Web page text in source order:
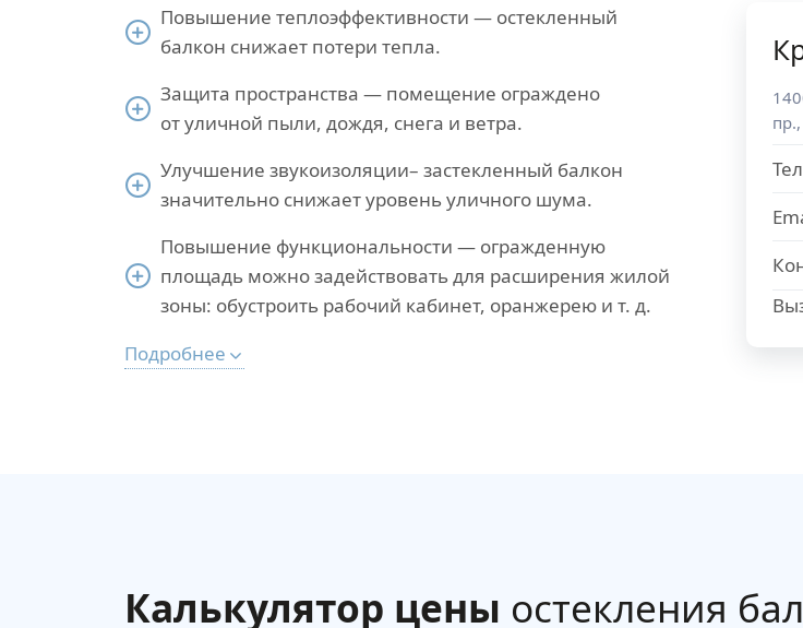
Повышение теплоэффективности — остекленный
балкон снижает потери тепла.
Защита пространства — помещение ограждено
от уличной пыли, дождя, снега и ветра.
Улучшение звукоизоляции– застекленный балкон
значительно снижает уровень уличного шума.
Повышение функциональности — огражденную
площадь можно задействовать для расширения жилой
зоны: обустроить рабочий кабинет, оранжерею и т. д.
Подробнее
Калькулятор цены остекления